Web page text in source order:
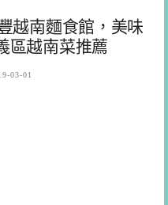
越南麵食館，美味
區越南菜推薦
03-01